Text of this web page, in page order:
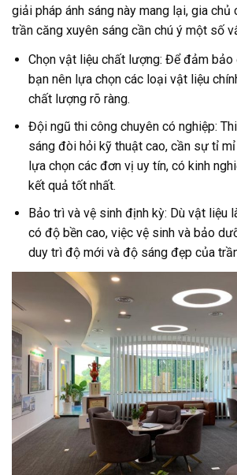
giải pháp ánh sáng này mang lại, gia chủ
trần căng xuyên sáng cần chú ý một số
Chọn vật liệu chất lượng: Để đảm bảo
bạn nên lựa chọn các loại vật liệu
chất lượng rõ ràng.
Đội ngũ thi công chuyên có nghiệp:
sáng đòi hỏi kỹ thuật cao, cần sự tỉ mỉ
lựa chọn các đơn vị uy tín, có kinh
kết quả tốt nhất.
Bảo trì và vệ sinh định kỳ: Dù vật liệu
có độ bền cao, việc vệ sinh và bảo
duy trì độ mới và độ sáng đẹp của